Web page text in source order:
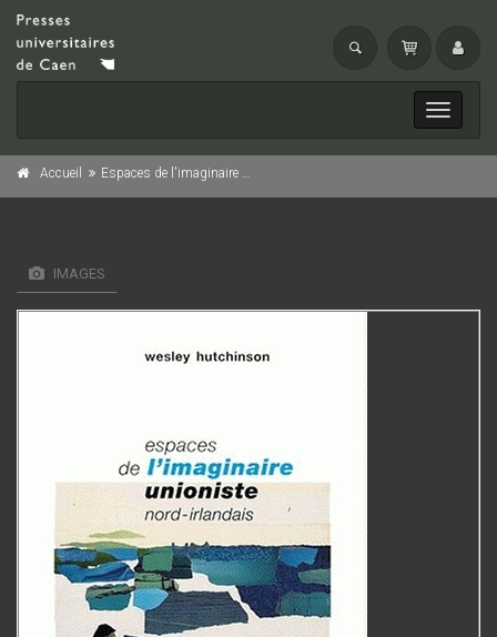
Toggle
Accueil Espaces de l'imaginaire unioniste nord-irlandais
IMAGES